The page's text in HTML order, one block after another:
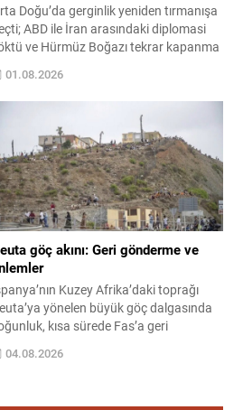
Doğu’da gerginlik yeniden tırmanışa
ABD ile İran arasındaki diplomasi
ve Hürmüz Boğazı tekrar kapanma
karşı karşıya kaldı. Bölgede
ortamının kırılgan olduğu
gelişmeler uluslararası
uçuşlar ve diplomatik faaliyetler üzerinde
etkili olma potansiyeli taşıyor. ABD
çatışma olasılığı ve beklenmedik
karşı bölgedeki
dikkatli olmaya...
01.08.2026
göç akını: Geri gönderme ve
Kuzey Afrika’daki toprağı
yönelen büyük göç dalgasında
kısa sürede Fas’a geri
Yetkililer, buradan Avrupa’ya
sağlanmasının otomatik serbest
04.08.2026